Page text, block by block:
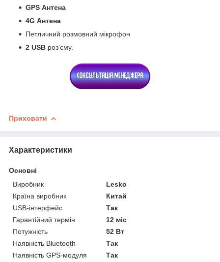
GPS Антена
4G Антена
Петличний розмовний мікрофон
2 USB роз'єму.
Приховати
Характеристики
Основні
Виробник
Lesko
Країна виробник
Китай
USB-інтерфейс
Так
Гарантійний термін
12 міс
Потужність
52 Вт
Наявність Bluetooth
Так
Наявність GPS-модуля
Так